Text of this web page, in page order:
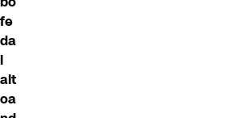
fe
da
l
alt
oa